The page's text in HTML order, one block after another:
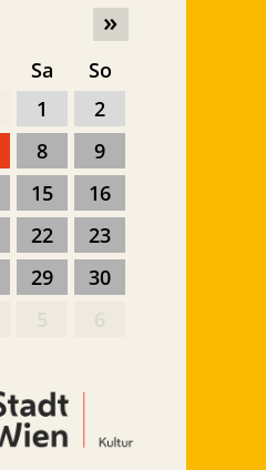
»
Sa
So
1
2
8
9
15
16
22
23
29
30